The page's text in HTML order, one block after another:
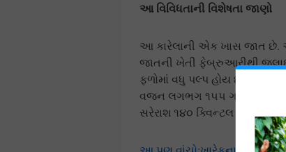
આ વિવિધતાની વિશેષતા જાણો
આ કારેલાની એક ખાસ જાત
જાતની ખેતી ફેબ્રુઆરીથી
ફળોમાં વધુ પલ્પ હોય છે. આ
વજન લગભગ ૧૫૫ ગ્રામ છે. આ
સરેરાશ ૧૪૦ ક્વિન્ટલ ઉપજ